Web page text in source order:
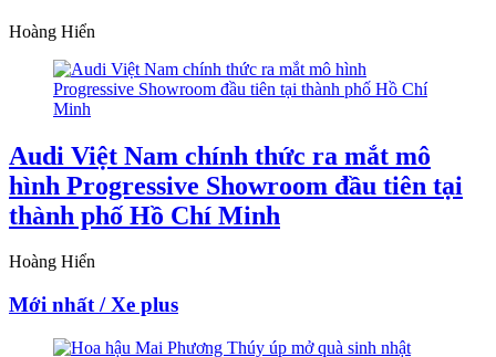
Hoàng Hiển
Audi Việt Nam chính thức ra mắt mô
hình Progressive Showroom đầu tiên tại
thành phố Hồ Chí Minh
Hoàng Hiển
Mới nhất / Xe plus